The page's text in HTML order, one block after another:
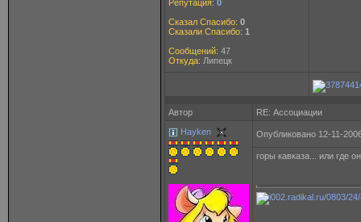
Репутация: 0
Сказал Спасибо: 0
Сказали Спасибо: 1
Сообщений: 47
Откуда: Липецк
Автор
RE: Ассоциации
Hayken
Опубликовано 12-11-
горы кавказа... или где